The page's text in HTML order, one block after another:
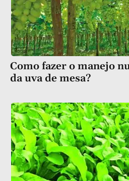
Como fazer o manejo
da uva de mesa?